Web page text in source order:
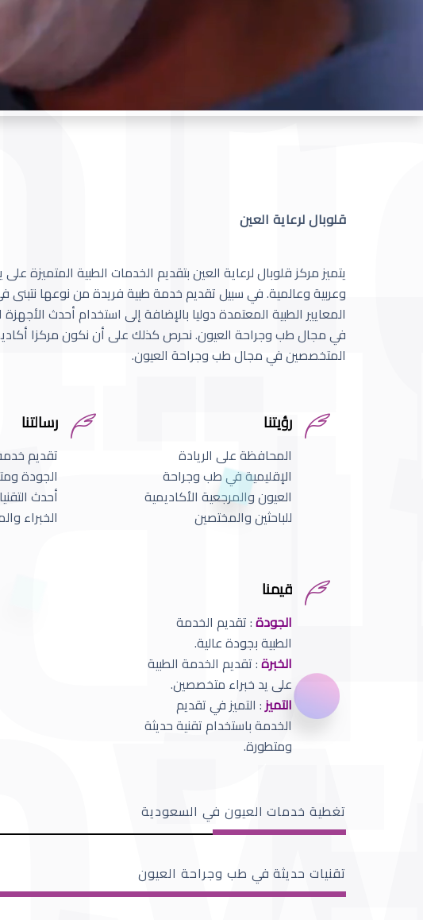
قلوبال لرعاية العين
يتميز مركز قلوبال لرعاية العين بتقديم الخدمات الطبية المتميزة
وعربية وعالمية. في سبيل تقديم خدمة طبية فريدة من نوعها نتبنى
المعايير الطبية المعتمدة دوليا بالإضافة إلى استخدام أحدث
في مجال طب وجراحة العيون. نحرص كذلك على أن نكون مركزا
المتخصصين في مجال طب وجراحة العيون.
رؤيتنا
المحافظة على الريادة
الإقليمية في طب وجراحة
العيون والمرجعية الأكاديمية
للباحثين والمختصين
رسالتنا
تقديم
الجودة
أحدث
الخبراء
قيمنا
الجودة: تقديم الخدمة
الطبية بجودة عالية.
الخبرة: تقديم الخدمة الطبية
على يد خبراء متخصصين.
التميز: التميز في تقديم
الخدمة باستخدام تقنية حديثة
ومتطورة.
تغطية خدمات العيون في السعودية
تقنيات حديثة في طب وجراحة العيون